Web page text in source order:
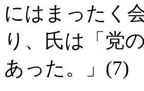
にはまったく
り、氏は「党
あった。」 (7)